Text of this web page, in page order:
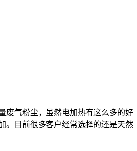
废气粉尘，虽然电加热有这么多的好
。目前很多客户经常选择的还是天然